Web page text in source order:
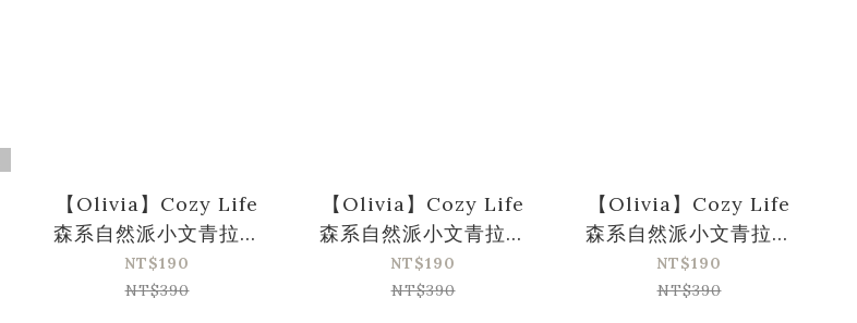
【Olivia】Cozy Life
森系自然派小文青拉鍊
收納包-灰卡色
NT$190
NT$390
【Olivia】Cozy Life
森系自然派小文青拉鍊
收納包-青蘋綠
NT$190
NT$390
【Olivia】Cozy Life
森系自然派小文青拉鍊
收納包-淺咖啡
NT$190
NT$390